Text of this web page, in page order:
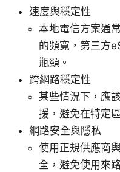
速度與穩定性
本地電信方案通
的頻寬，第三方
瓶頸。
跨網路穩定性
某些情況下，應
援，避免在特定
網路安全與隱私
使用正規供應商
全，避免使用來